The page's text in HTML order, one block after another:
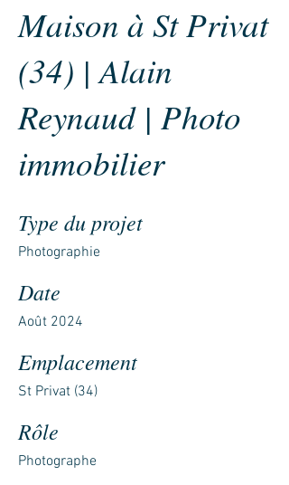
Maison à St Privat
(34) | Alain
Reynaud | Photo
immobilier
Type du projet
Photographie
Date
Août 2024
Emplacement
St Privat (34)
Rôle
Photographe